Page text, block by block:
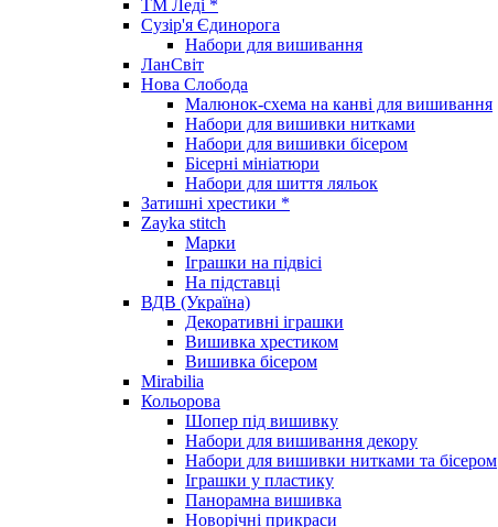
ТМ Леді *
Сузір'я Єдинорога
Набори для вишивання
ЛанСвіт
Нова Слобода
Малюнок-схема на канві для вишивання
Набори для вишивки нитками
Набори для вишивки бісером
Бісерні мініатюри
Набори для шиття ляльок
Затишні хрестики *
Zayka stitch
Марки
Іграшки на підвісі
На підставці
ВДВ (Україна)
Декоративні іграшки
Вишивка хрестиком
Вишивка бісером
Mirabilia
Кольорова
Шопер під вишивку
Набори для вишивання декору
Набори для вишивки нитками та бісером
Іграшки у пластику
Панорамна вишивка
Новорічні прикраси